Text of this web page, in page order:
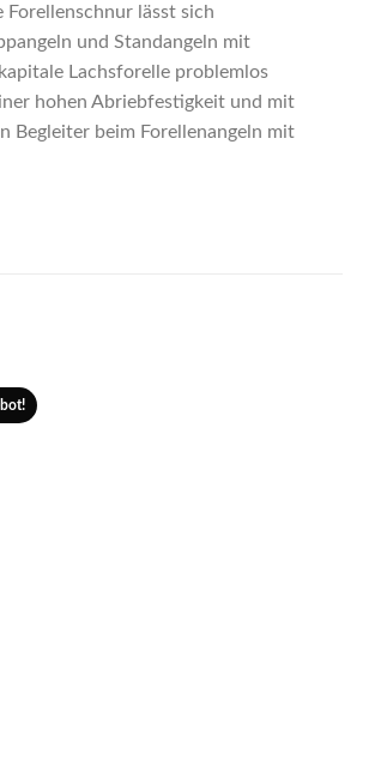
Forellenschnur lässt sich
und Standangeln mit
Lachsforelle problemlos
hohen Abriebfestigkeit und mit
Begleiter beim Forellenangeln mit